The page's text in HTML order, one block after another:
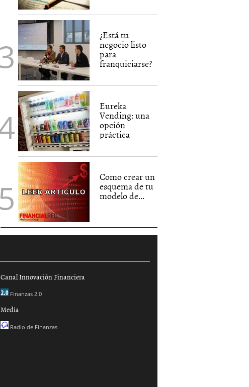
¿Está tu
negocio listo
para
franquiciarse?
Eureka
Vending: una
opción
práctica
Como crear un
esquema de tu
modelo de...
Canal Innovación Financiera
Finanzas 2.0
Media
Radio de Finanzas